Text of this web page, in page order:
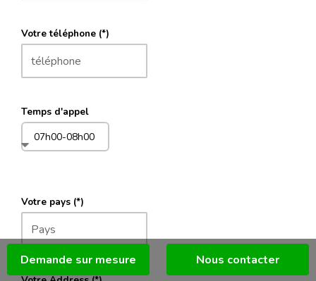
Votre téléphone (*)
Temps d'appel
Votre pays (*)
Demande sur mesure Nous contacter